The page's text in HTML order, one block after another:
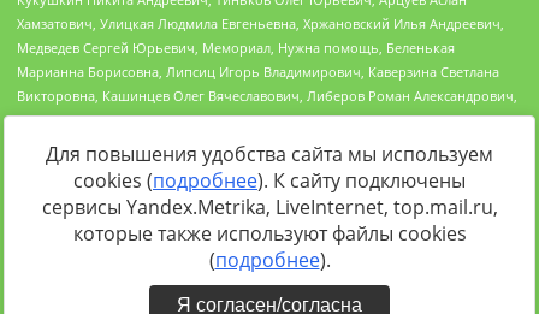
https://minjust.gov.ru/uploaded/files/reestr-
inostrannyih-agentov-22-03-2024.pdfданные на22.03.2024
Для повышения удобства сайта мы используем
cookies (подробнее). К сайту подключены
сервисы Yandex.Metrika, LiveInternet, top.mail.ru,
которые также используют файлы cookies
(подробнее).
Я согласен/согласна